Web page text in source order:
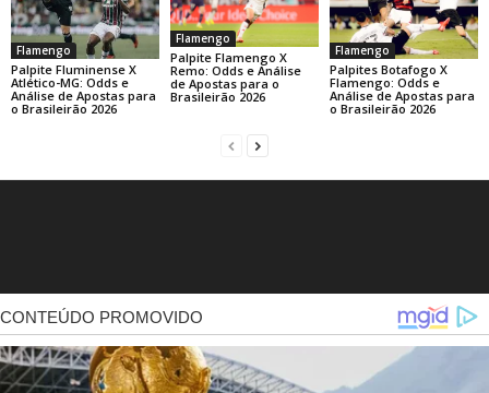
Flamengo
Palpite Fluminense X
Atlético-MG: Odds e
Análise de Apostas para
o Brasileirão 2026
Flamengo
Palpite Flamengo X
Remo: Odds e Análise
de Apostas para o
Brasileirão 2026
Flamengo
Palpites Botafogo X
Flamengo: Odds e
Análise de Apostas para
o Brasileirão 2026